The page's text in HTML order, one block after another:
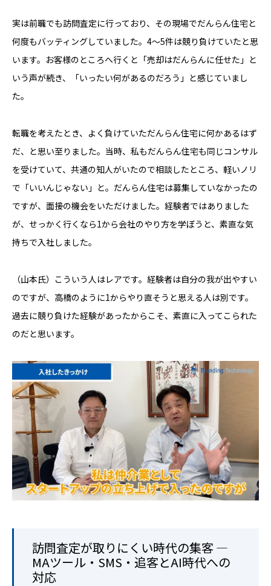
実は前職でも訪問査定に行っており、その現場でだんらん住宅と
何度もバッティングしていました。4〜5件は競り負けていたと思
います。お客様のところへ行くと「売却はだんらんに任せた」と
いう声が続き、「いったい何があるのだろう」と感じていまし
た。
転職を考えたとき、よく負けていただんらん住宅に何かあるはず
だ、と思い至りました。当時、私もだんらん住宅も同じコンサル
を受けていて、共通の知人がいたので相談したところ、軽いノリ
で「いいんじゃない」と。だんらん住宅は募集していなかったの
ですが、面接の機会をいただけました。経験者ではありました
が、せっかく行くなら1から会社のやり方を学ぼうと、素直な気
持ちで入社しました。
（山本氏）こういう人はレアです。経験者は自分の我が出やすい
のですが、高橋のように1からやり直そうと思える人は別です。
過去に競り負けた経験があったからこそ、素直に入ってこられた
のだと思います。
訪問査定が取りにくい時代の集客 ―
MAツール・SMS・追客とAI時代への
対応